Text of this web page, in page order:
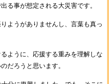
る事が想定される大災害です。
ようがありませんし、言葉も真っ
ように、応援する重みを理解しな
だろうと思います。